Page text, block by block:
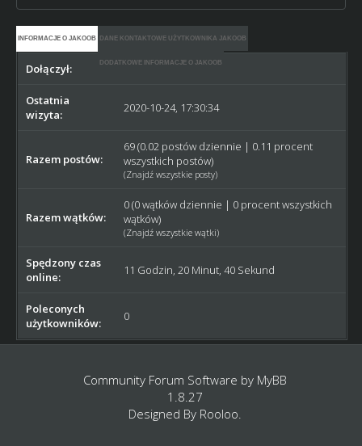
INFORMACJE O JAKOOB DANE KONTAKTOWE UŻYTKOWNIKA JAKOOB
DODATKOWE INFORMACJE O JAKOOB
Dołączył: 2014-11-23
Ostatnia
wizyta:
2020-10-24, 17:30:34
Razem postów:
69 (0.02 postów dziennie | 0.11 procent
wszystkich postów)
(Znajdź wszystkie posty)
Razem wątków:
0 (0 wątków dziennie | 0 procent wszystkich
wątków)
(Znajdź wszystkie wątki)
Spędzony czas
online:
11 Godzin, 20 Minut, 40 Sekund
Poleconych
użytkowników:
0
Community Forum Software by MyBB
1.8.27
Designed By Rooloo.